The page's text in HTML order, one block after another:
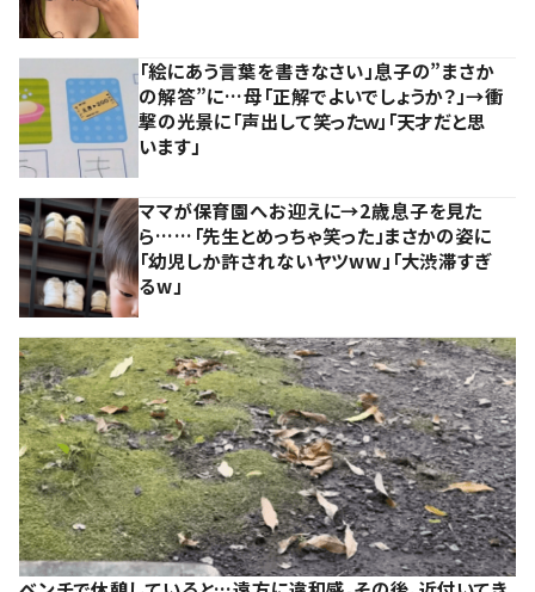
「絵にあう言葉を書きなさい」息子の”まさか
の解答”に…母「正解でよいでしょうか？」→衝
撃の光景に「声出して笑ったｗ」「天才だと思
います」
ママが保育園へお迎えに→2歳息子を見た
ら……「先生とめっちゃ笑った」まさかの姿に
「幼児しか許されないヤツww」「大渋滞すぎ
るw」